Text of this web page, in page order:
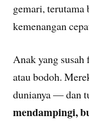
gemari, terutama
kemenangan
Anak yang susah
atau bodoh.
dunianya — dan
mendampingi,